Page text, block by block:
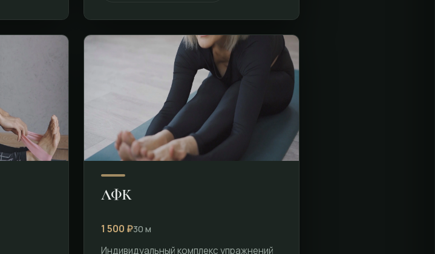
ЛФК
1 500 ₽30 м
Индивидуальный комплекс упражнений